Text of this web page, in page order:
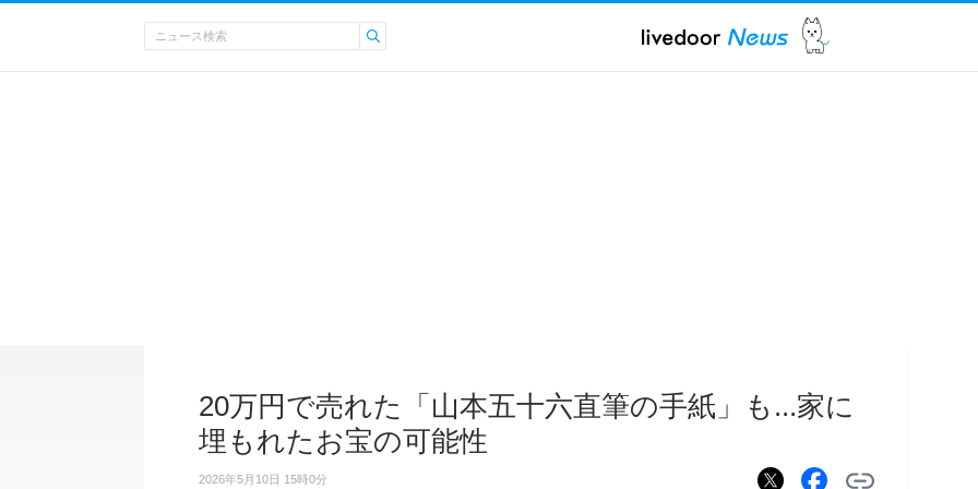
20万円で売れた「山本五十六直筆の手紙」も...家に
埋もれたお宝の可能性
2026年5月10日 15時0分